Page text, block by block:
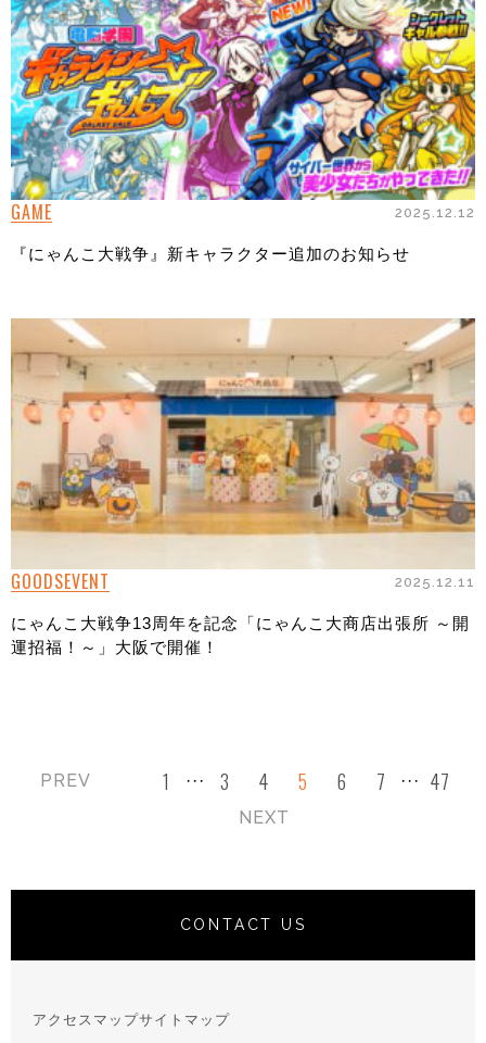
GAME 2025.12.12
『にゃんこ大戦争』新キャラクター追加のお知らせ
GOODSEVENT 2025.12.11
にゃんこ大戦争13周年を記念「にゃんこ大商店出張所 ～開
運招福！～」大阪で開催！
PREV 1 ··· 3 4 5 6 7 ··· 47
NEXT
CONTACT US
アクセスマップサイトマップ